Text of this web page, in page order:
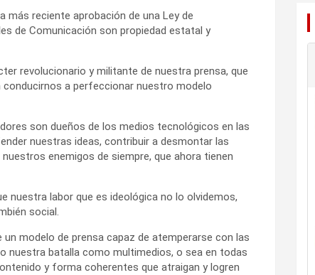
más reciente aprobación de una Ley de
de Comunicación son propiedad estatal y
revolucionario y militante de nuestra prensa, que
a perfeccionar nuestro modelo
son dueños de los medios tecnológicos en las
nuestras ideas, contribuir a desmontar las
enemigos de siempre, que ahora tienen
nuestra labor que es ideológica no lo olvidemos,
social.
modelo de prensa capaz de atemperarse con las
nuestra batalla como multimedios, o sea en todas
y forma coherentes que atraigan y logren